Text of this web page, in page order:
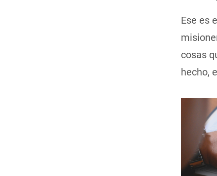
Ese es
cosas
hecho,